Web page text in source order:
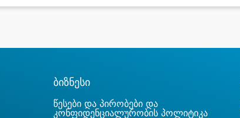
ბიზნესი
წესები და პირობები და
კონფიდენციალურობის პოლიტიკა